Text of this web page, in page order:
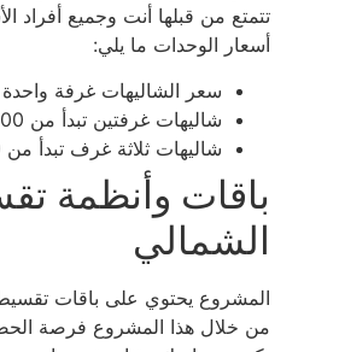
تتمتع من قبلها أنت وجميع أفراد
أسعار الوحدات ما يلي:
سعر الشاليهات غرفة واحدة تبدأ من
شاليهات غرفتين تبدأ من 12,000,000 جنيه.
شاليهات ثلاثة غرف تبدأ من 13,300,000 جنيه.
باقات وأنظمة
الشمالي
المشروع يحتوي على باقات
من خلال هذا المشروع فرصة